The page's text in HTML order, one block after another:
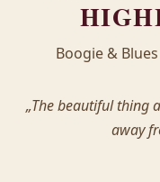
Boogie &
„The beautiful thing
away